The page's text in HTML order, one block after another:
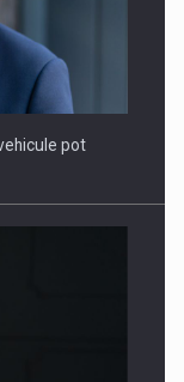
FOR
pot